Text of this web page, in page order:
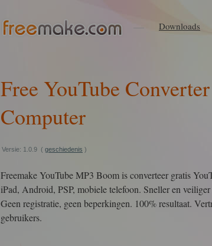
Downloads
Free YouTube
Computer
Versie: 1.0.9 ( geschiedenis )
Freemake YouTube MP3 Boom is converteer gratis
iPad, Android, PSP, mobiele telefoon. Sneller en
Geen registratie, geen beperkingen. 100% resultaat.
gebruikers.